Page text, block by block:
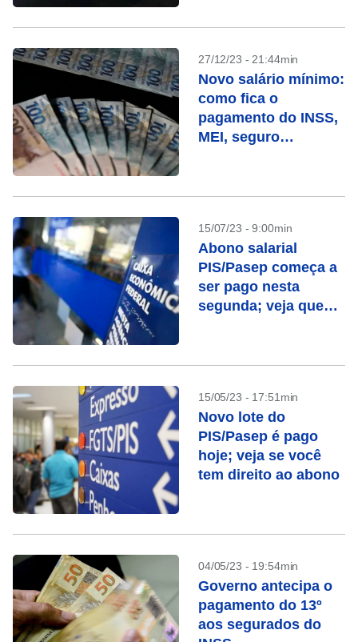
27/12/23 - 21:44min
Novo salário mínimo:
como fica o
pagamento do INSS,
MEI, seguro
15/07/23 - 9:00min
Abono salarial
PIS/Pasep começa a
ser pago nesta
segunda; veja quem
15/05/23 - 17:51min
Novo lote do
PIS/Pasep é pago
hoje; veja se você
tem direito ao abono
04/05/23 - 19:54min
Governo antecipa o
pagamento do 13º
aos segurados do